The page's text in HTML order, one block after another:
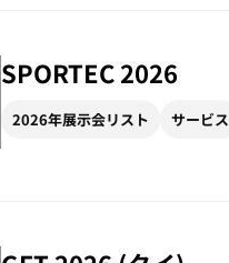
SPORTEC 2026
2026年展示会リスト サービス